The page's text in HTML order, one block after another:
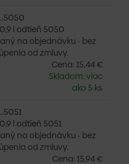
l odtieň 5050
na objednávku - bez
od zmluvy.
Cena: 15,44 €
Skladom: viac
ako 5 ks
l odtieň 5051
na objednávku - bez
od zmluvy.
Cena: 15,94 €